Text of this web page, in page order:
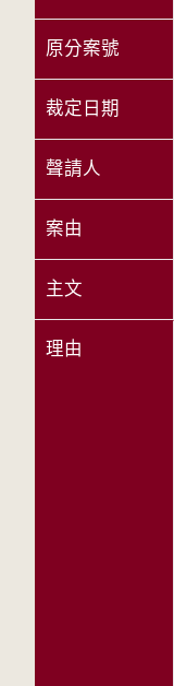
原分案號
裁定日期
聲請人
案由
主文
理由